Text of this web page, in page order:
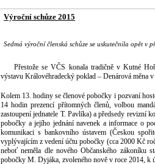
Výroční schůze 2015
Sedmá výroční členská schůze se uskutečnila opět
Přestože se VČS konala tradičně v Kutné
výstavu Královéhradecký poklad – Denárová měna
Kolem 13. hodiny se členové pobočky i pozvaní
14 hodin prezencí přítomných členů, volbou
zastoupení jednatele T. Pavlíka) a předsedy revizní
pobočky a jejího jednání navenek a informace o
komunikaci s bankovního ústavem (Českou
vyplývajícím z vedení účtu pobočky (cca 2000 Kč
neboť neměla dle nového Občanského zákoníku
pobočky M. Dyjáka, zvoleného nově v roce 2014, k